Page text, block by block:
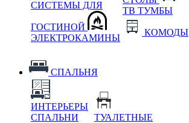
СИСТЕМЫ ДЛЯ
ГОСТИНОЙ
ЭЛЕКТРОКАМИНЫ
ТВ ТУМБЫ
КОМОДЫ
СПАЛЬНЯ
ИНТЕРЬЕРЫ
СПАЛЬНИ
ТУАЛЕТНЫЕ